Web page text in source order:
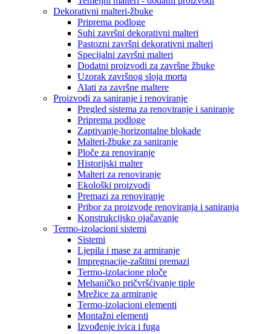
Dekorativni malteri-žbuke
Priprema podloge
Suhi završni dekorativni malteri
Pastozni završni dekorativni malteri
Specijalni završni malteri
Dodatni proizvodi za završne žbuke
Uzorak završnog sloja morta
Alati za završne maltere
Proizvodi za saniranje i renoviranje
Pregled sistema za renoviranje i saniranje
Priprema podloge
Zaptivanje-horizontalne blokade
Malteri-žbuke za saniranje
Ploče za renoviranje
Historijski malter
Malteri za renoviranje
Ekološki proizvodi
Premazi za renoviranje
Pribor za proizvode renoviranja i saniranja
Konstrukcijsko ojačavanje
Termo-izolacioni sistemi
Sistemi
Ljepila i mase za armiranje
Impregnacije-zaštitni premazi
Termo-izolacione ploče
Mehaničko pričvršćivanje tiple
Mrežice za armiranje
Termo-izolacioni elementi
Montažni elementi
Izvođenje ivica i fuga